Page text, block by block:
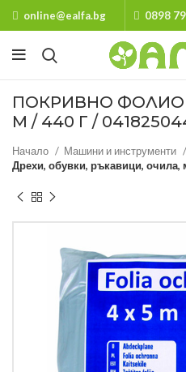
online@ealfa.bg 0898
ПОКРИВНО ФОЛИО
М / 440 Г /
Начало Машини и инструменти
Дрехи, обувки, ръкавици, очила,